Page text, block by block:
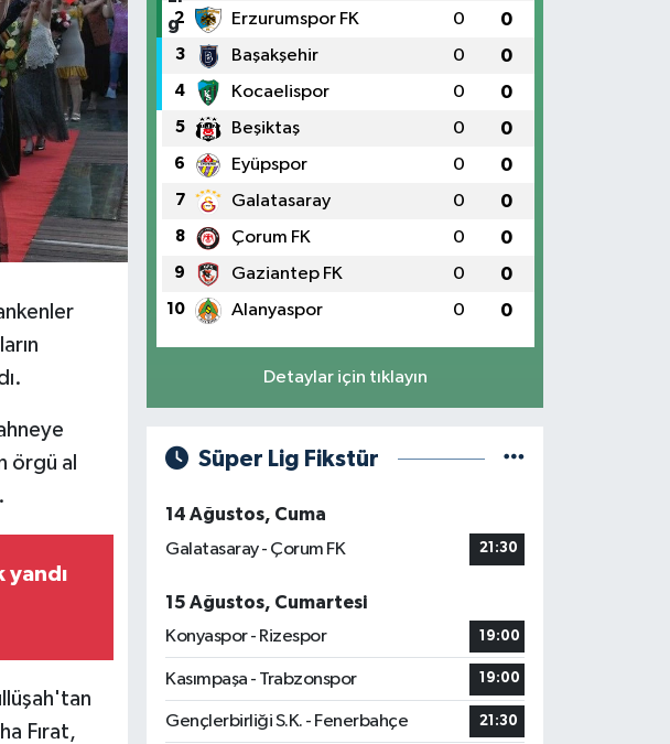
örgü al
yandı
Fırat,
2 Erzurumspor FK 0 0
3 Başakşehir 0 0
4 Kocaelispor 0 0
5 Beşiktaş 0 0
6 Eyüpspor 0 0
7 Galatasaray 0 0
8 Çorum FK 0 0
9 Gaziantep FK 0 0
10 Alanyaspor 0 0
Detaylar için tıklayın
Süper Lig Fikstür
14 Ağustos, Cuma
Galatasaray - Çorum FK
21:30
15 Ağustos, Cumartesi
Konyaspor - Rizespor
19:00
Kasımpaşa - Trabzonspor 19:00
Gençlerbirliği S.K. - Fenerbahçe 21:30